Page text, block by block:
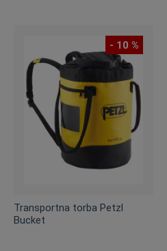
- 10 %
Transportna torba Petzl
Bucket